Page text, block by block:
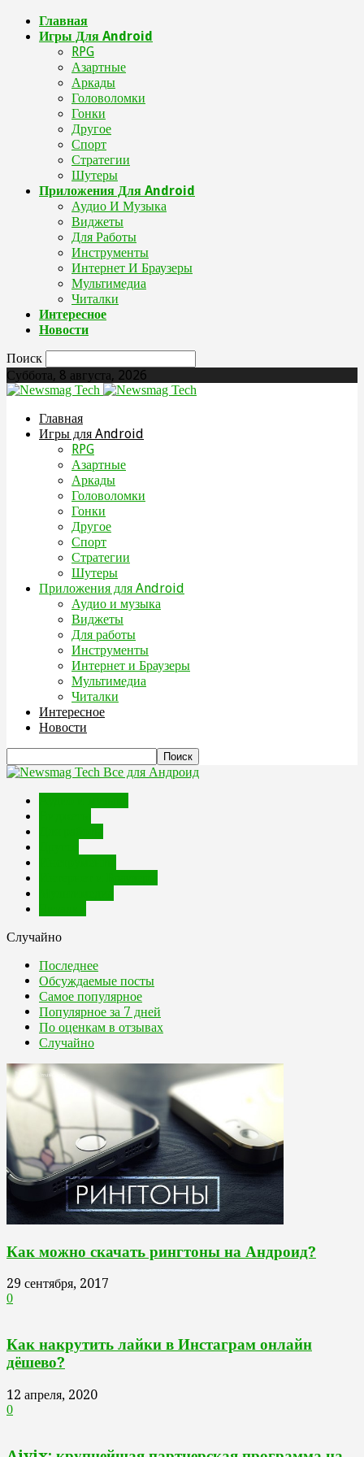
Главная
Игры Для Android
RPG
Азартные
Аркады
Головоломки
Гонки
Другое
Спорт
Стратегии
Шутеры
Приложения Для Android
Аудио И Музыка
Виджеты
Для Работы
Инструменты
Интернет И Браузеры
Мультимедиа
Читалки
Интересное
Новости
Поиск
Суббота, 8 августа, 2026
Главная
Игры для Android
RPG
Азартные
Аркады
Головоломки
Гонки
Другое
Спорт
Стратегии
Шутеры
Приложения для Android
Аудио и музыка
Виджеты
Для работы
Инструменты
Интернет и Браузеры
Мультимедиа
Читалки
Интересное
Новости
Все для Андроид
Случайно
Последнее
Обсуждаемые посты
Самое популярное
Популярное за 7 дней
По оценкам в отзывах
Случайно
Как можно скачать рингтоны на Андроид?
29 сентября, 2017
0
Как накрутить лайки в Инстаграм онлайн
дёшево?
12 апреля, 2020
0